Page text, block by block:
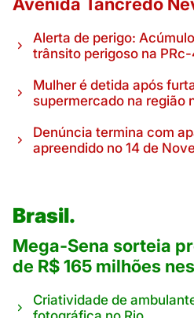
Alerta de perigo:
trânsito perigoso na
Mulher é detida após
supermercado na região
Denúncia termina com
apreendido no 14 de
Brasil.
Mega-Sena sorteia
de R$ 165 milhões
Criatividade de